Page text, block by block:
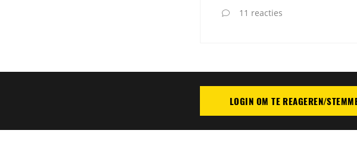
11 reacties
PLAATS REACTIE
LOGIN OM TE REAGEREN/